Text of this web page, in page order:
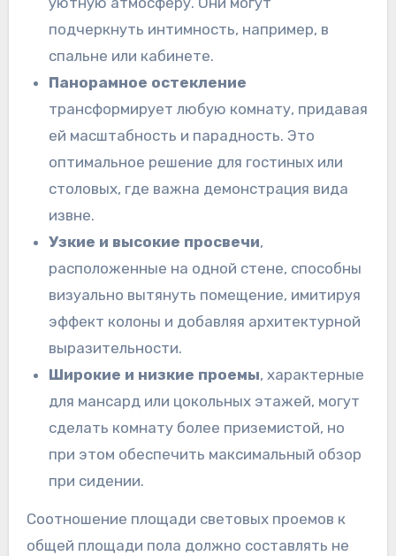
подчеркнуть интимность, например, в
спальне или кабинете.
Панорамное остекление
трансформирует любую комнату, придавая
ей масштабность и парадность. Это
оптимальное решение для гостиных или
столовых, где важна демонстрация вида
извне.
Узкие и высокие просвечи,
расположенные на одной стене, способны
визуально вытянуть помещение, имитируя
эффект колоны и добавляя архитектурной
выразительности.
Широкие и низкие проемы, характерные
для мансард или цокольных этажей, могут
сделать комнату более приземистой, но
при этом обеспечить максимальный обзор
при сидении.
Соотношение площади световых проемов к
общей площади пола должно составлять не